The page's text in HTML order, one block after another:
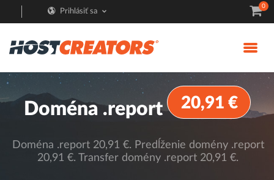
Prihlásiť sa
0
Doména .report 20,91 €
Doména .report 20,91 €. Predĺženie domény .report
20,91 €. Transfer domény .report 20,91 €.